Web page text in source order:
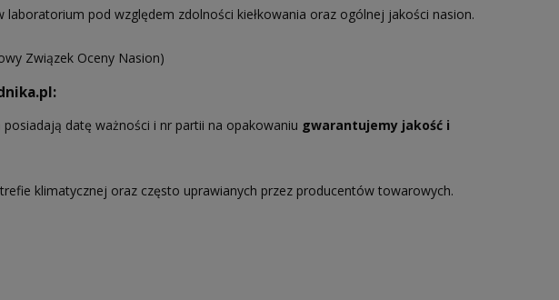
pod względem zdolności kiełkowania oraz ogólnej jakości nasion.
Związek Oceny Nasion)
datę ważności i nr partii na opakowaniu gwarantujemy jakość i
klimatycznej oraz często uprawianych przez producentów towarowych.